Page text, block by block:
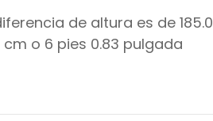
de altura es de 185.0
cm o 6 pies 0.83 pulgada